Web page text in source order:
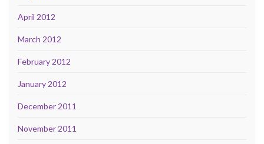
April 2012
March 2012
February 2012
January 2012
December 2011
November 2011